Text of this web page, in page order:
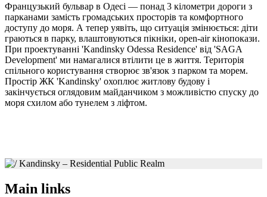
Французький бульвар в Одесі — понад 3 кілометри дороги з
парканами замість громадських просторів та комфортного
доступу до моря. А тепер уявіть, що ситуація змінюється: діти
граються в парку, влаштовуються пікніки, open-air кінопокази.
При проектуванні 'Kandinsky Odessa Residence' від 'SAGA
Development' ми намагалися втілити це в життя. Територія
спільного користування створює зв'язок з парком та морем.
Простір ЖК 'Kandinsky' охоплює житлову будову і
закінчується оглядовим майданчиком з можливістю спуску до
моря схилом або тунелем з ліфтом.
Main links